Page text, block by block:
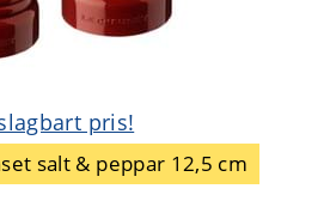
pris!
salt & peppar 12,5 cm